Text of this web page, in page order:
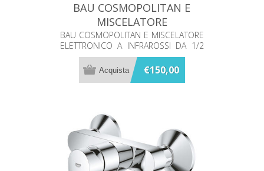
BAU COSMOPOLITAN E
MISCELATORE
ELETTRONICO A
INFRAROSSI GROHE
36451000
BAU COSMOPOLITAN E MISCELATORE
ELETTRONICO A INFRAROSSI DA 1/2
CON DISPOSITIVO DI MISCELAZIONE E
BLOCCO DELLA TEMPERATURA
€150,00